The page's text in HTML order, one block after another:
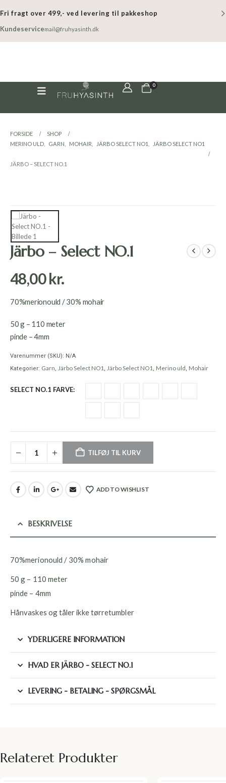
Fri fragt over 499,- ved levering til pakkeshop
Kundeservicemail@fruhyasinth.dk
0
FORSIDE
SHOP
MERINO ULD
GARN MOHAIR JÄRBO SELECT NO1 JÄRBO SELECT NO1
JÄRBO – SELECT NO.1
Järbo – Select NO.1
48,00kr.
70%merionould / 30% mohair
50 g – 110 meter
pinde – 4mm
Varenummer (SKU): N/A
Kategorier: Garn, Järbo Select NO1 , Järbo Select NO1 , Merino uld, Mohair
SELECT NO.1 FARVE
TILFØJ TIL KURV
ADD TO WISHLIST
BESKRIVELSE
70%merionould / 30% mohair
50 g – 110 meter
pinde – 4mm
Hånvaskes og tåler ikke tørretumbler
YDERLIGERE INFORMATION
HVAD ER JÄRBO - SELECT NO.1
LEVERING - BETALING - SPØRGSMÅL
Relateret Produkter